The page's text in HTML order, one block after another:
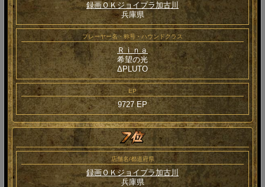
録画ＯＫジョイプラ加古川
兵庫県
プレーヤー名・称号・ハウンドクラス
Ｒｉｎａ
希望の光
ΔPLUTO
EP
9727 EP
店舗名/都道府県
録画ＯＫジョイプラ加古川
兵庫県